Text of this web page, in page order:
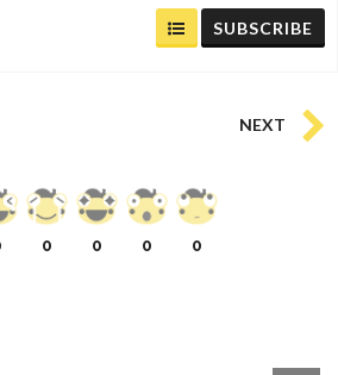
SUBSCRIBE
NEXT
0 0 0 0